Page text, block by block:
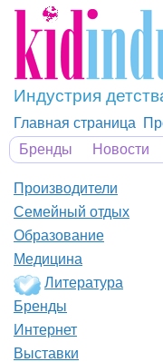
Индустрия
Главная страница
Бренды
Новости
Производители
Семейный отдых
Образование
Медицина
Литература
Бренды
Интернет
Выставки